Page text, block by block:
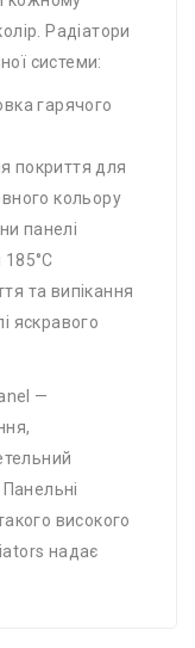
Радіатори
системи:
гарячого
покриття для
кольору
панелі
та випікання
яскравого
—
високого
надає